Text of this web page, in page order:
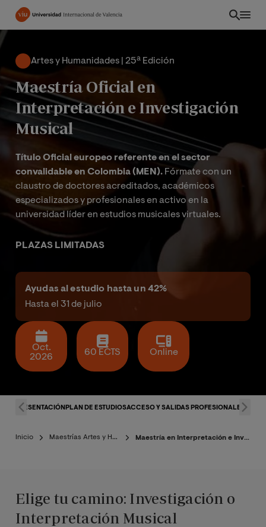
Pasar
contenido
Artes y Humanidades | 25ª Edición
Maestría Oficial en
Interpretación e Investigación
Musical
Título Oficial europeo referente en el sector
convalidable en Colombia (MEN). Fórmate con un
claustro de doctores acreditados, académicos
especializados y profesionales en activo en la
universidad líder en estudios musicales virtuales.
PLAZAS LIMITADAS
Oct.
2026
60 ECTS Online
Ayudas al estudio hasta un 42%
Hasta el 31 de julio
PRESENTACIÓN PLAN DE ESTUDIOSACCESO Y SALIDAS PROFESIONALES
Inicio Maestrías Artes y Humanidades Maestría en Interpretación e Investigación Musical
Elige tu camino: Investigación o
Interpretación Musical